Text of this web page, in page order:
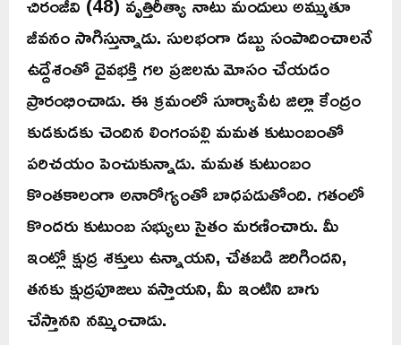
జీవనం సాగిస్తున్నాడు. సులభంగా డబ్బు సంపాదించాలనే
ఉద్దేశంతో దైవభక్తి గల ప్రజలను మోసం చేయడం
ప్రారంభించాడు. ఈ క్రమంలో సూర్యాపేట జిల్లా కేంద్రం
కుడకుడకు చెందిన లింగంపల్లి మమత కుటుంబంతో
పరిచయం పెంచుకున్నాడు. మమత కుటుంబం
కొంతకాలంగా అనారోగ్యంతో బాధపడుతోంది. గతంలో
కొందరు కుటుంబ సభ్యులు సైతం మరణించారు. మీ
ఇంట్లో క్షుద్ర శక్తులు ఉన్నాయని, చేతబడి జరిగిందని,
తనకు క్షుద్రపూజలు వస్తాయని, మీ ఇంటిని బాగు
చేస్తానని నమ్మించాడు.